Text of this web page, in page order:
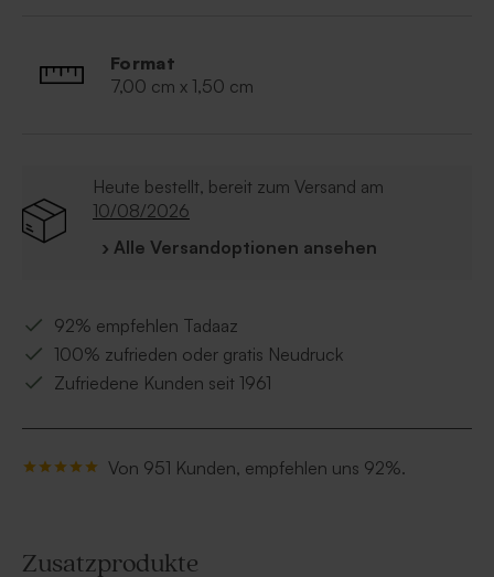
Format
7,00 cm x 1,50 cm
Heute bestellt, bereit zum Versand am
10/08/2026
› Alle Versandoptionen ansehen
92% empfehlen Tadaaz
100% zufrieden oder gratis Neudruck
Zufriedene Kunden seit 1961
Von 951 Kunden, empfehlen uns 92%.
Zusatzprodukte